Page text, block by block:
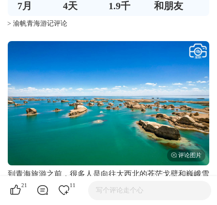
7月 4天 1.9千 和朋友
> 渝帆青海游记评论
到青海旅游之前，很多人是向往大西北的苍茫戈壁和巍峨雪
山，想去感受那里的高远与辽阔，可是到了青海之后，却往
往会被那里星罗棋布的湖泊所惊艳。浩瀚的青海湖、瑰丽的
21 11
写个评论走个心